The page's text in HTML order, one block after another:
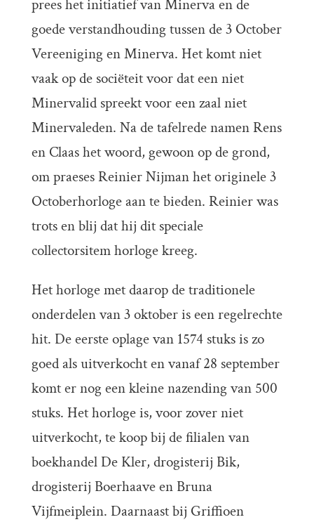
prees het initiatief van Minerva en de
goede verstandhouding tussen de 3 October
Vereeniging en Minerva. Het komt niet
vaak op de sociëteit voor dat een niet
Minervalid spreekt voor een zaal niet
Minervaleden. Na de tafelrede namen Rens
en Claas het woord, gewoon op de grond,
om praeses Reinier Nijman het originele 3
Octoberhorloge aan te bieden. Reinier was
trots en blij dat hij dit speciale
collectorsitem horloge kreeg.
Het horloge met daarop de traditionele
onderdelen van 3 oktober is een regelrechte
hit. De eerste oplage van 1574 stuks is zo
goed als uitverkocht en vanaf 28 september
komt er nog een kleine nazending van 500
stuks. Het horloge is, voor zover niet
uitverkocht, te koop bij de filialen van
boekhandel De Kler, drogisterij Bik,
drogisterij Boerhaave en Bruna
Vijfmeiplein. Daarnaast bij Griffioen